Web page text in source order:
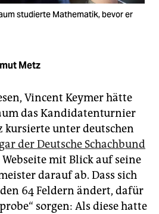
studierte Mathematik, bevor er
Metz
Vincent Keymer hätte
das Kandidatenturnier
kursierte unter deutschen
der Deutsche Schachbund
mit Blick auf seine
darauf ab. Dass sich
64 Feldern ändert, dafür
sorgen: Als diese hatte